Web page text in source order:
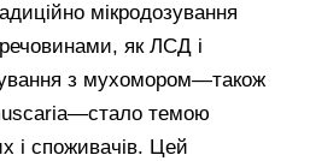
мікродозування
як ЛСД і
з мухомором—також
темою
і споживачів. Цей